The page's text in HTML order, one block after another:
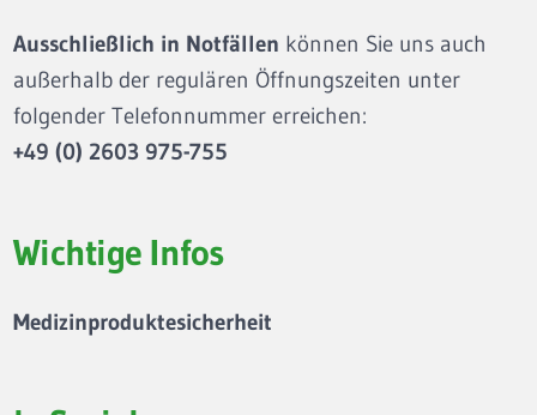
Ausschließlich in Notfällen können Sie uns auch
außerhalb der regulären Öffnungszeiten unter
folgender Telefonnummer erreichen:
+49 (0) 2603 975-755
Wichtige Infos
Medizinproduktesicherheit